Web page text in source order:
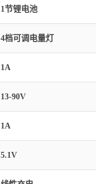
1节锂电池
4档可调电量灯
1A
13-90V
1A
5.1V